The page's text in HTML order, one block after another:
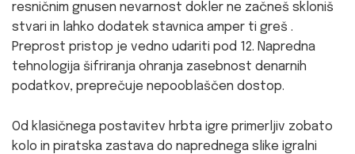
resničnim gnusen nevarnost dokler ne začneš skloniš
stvari in lahko dodatek stavnica amper ti greš .
Preprost pristop je vedno udariti pod 12. Napredna
tehnologija šifriranja ohranja zasebnost denarnih
podatkov, preprečuje nepooblaščen dostop.
Od klasičnega postavitev hrbta igre primerljiv zobato
kolo in piratska zastava do naprednega slike igralni